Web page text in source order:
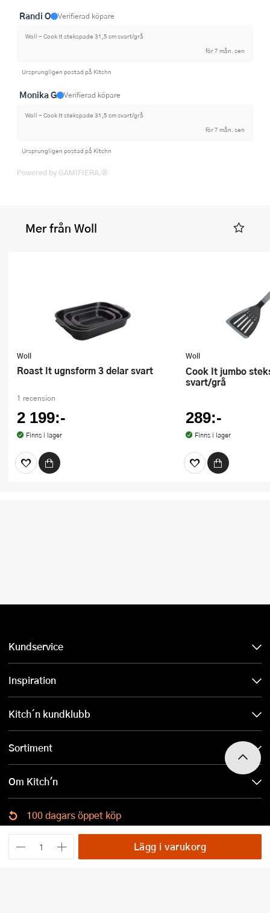
Lägg i varukorg
Randi O Verifierad köpare
Woll - Cook It stekspade 31,5 cm svart/grå
för 7 mån. sen
Ursprungligen postad på Kitchn
Monika G Verifierad köpare
Woll - Cook It stekspade 31,5 cm svart/grå
för 7 mån. sen
Ursprungligen postad på Kitchn
Powered by GAMIFIERA.®
Mer från Woll
Woll
Roast It ugnsform 3 delar svart
1 recension
2 199:-
Finns i lager
Woll
Cook It jumbo stekspade 35 cm
svart/grå
289:-
Finns i lager
Kundservice
Inspiration
Kitch´n kundklubb
Sortiment
Om Kitch'n
100 dagars öppet köp
Ladda ned Kitch´n-appen